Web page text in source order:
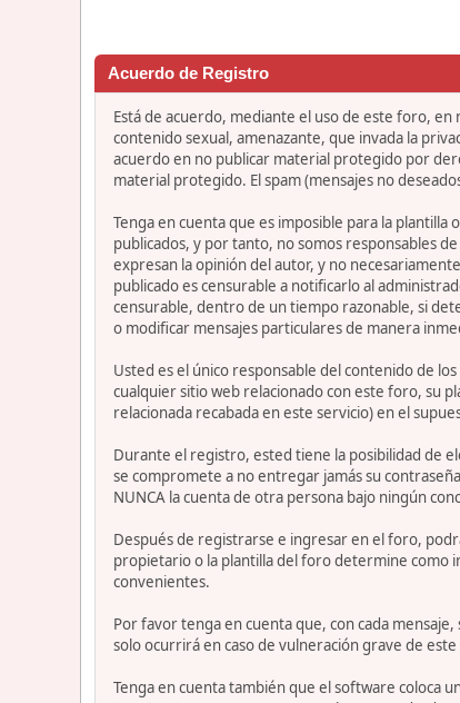
Acuerdo de Registro
Está de acuerdo, mediante el uso de este foro,
contenido sexual, amenazante, que invada la
acuerdo en no publicar material protegido por
material protegido. El spam (mensajes no
Tenga en cuenta que es imposible para la
publicados, y por tanto, no somos responsables
expresan la opinión del autor, y no
publicado es censurable a notificarlo al
censurable, dentro de un tiempo razonable, si
o modificar mensajes particulares de manera
Usted es el único responsable del contenido de
cualquier sitio web relacionado con este foro, su
relacionada recabada en este servicio) en el
Durante el registro, ested tiene la posibilidad de
se compromete a no entregar jamás su
NUNCA la cuenta de otra persona bajo ningún
Después de registrarse e ingresar en el foro,
propietario o la plantilla del foro determine como
convenientes.
Por favor tenga en cuenta que, con cada
solo ocurrirá en caso de vulneración grave de
Tenga en cuenta también que el software coloca